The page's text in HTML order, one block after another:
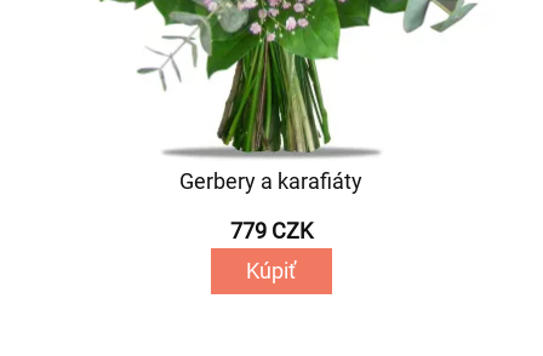
Gerbery a karafiáty
779 CZK
Kúpiť